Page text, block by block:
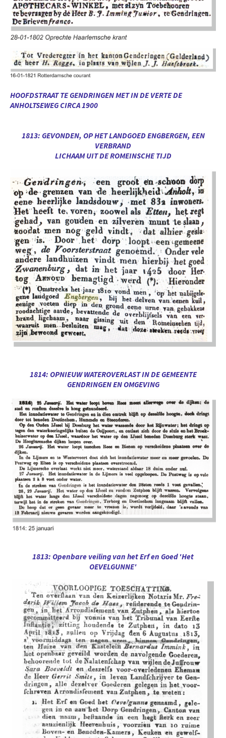
HOOFDSTRAAT TE GENDRINGEN MET IN DE VERTE DE
ANHOLTSEWEG CIRCA 1900
1813: GEVONDEN, OP HET LANDGOED ENGBERGEN, EEN
VERBRAND
LICHAAM UIT DE ROMEINSCHE TIJD
1814: OPNIEUW WATEROVERLAST IN DE GEMEENTE
GENDRINGEN EN OMGEVING
1813: Openbare veiling van het Erf en Goed 'Het
OEVELGUNNE'